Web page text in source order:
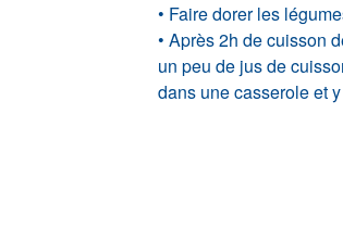
• Faire dorer les
• Après 2h de cuisson
un peu de jus de
dans une casserole et